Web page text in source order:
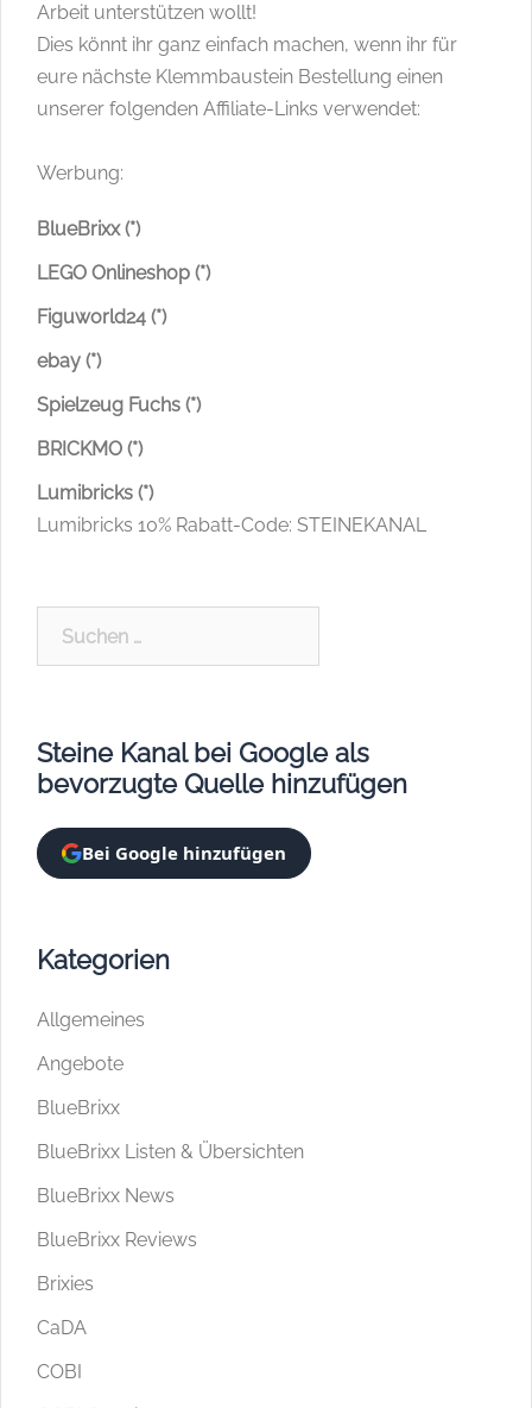
Arbeit unterstützen wollt!
Dies könnt ihr ganz einfach machen, wenn ihr für
eure nächste Klemmbaustein Bestellung einen
unserer folgenden Affiliate-Links verwendet:
Werbung:
BlueBrixx (*)
LEGO Onlineshop (*)
Figuworld24 (*)
ebay (*)
Spielzeug Fuchs (*)
BRICKMO (*)
Lumibricks (*)
Lumibricks 10% Rabatt-Code: STEINEKANAL
Steine Kanal bei Google als
bevorzugte Quelle hinzufügen
Bei Google hinzufügen
Kategorien
Allgemeines
Angebote
BlueBrixx
BlueBrixx Listen & Übersichten
BlueBrixx News
BlueBrixx Reviews
Brixies
CaDA
COBI